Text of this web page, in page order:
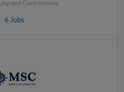
und Gastronomie
6 Jobs